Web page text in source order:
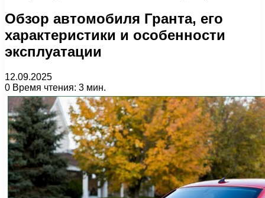
Обзор автомобиля Гранта, его
характеристики и особенности
эксплуатации
12.09.2025
0 Время чтения: 3 мин.